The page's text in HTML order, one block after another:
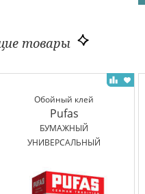
товары
Обойный клей
Pufas
БУМАЖНЫЙ
УНИВЕРСАЛЬНЫЙ